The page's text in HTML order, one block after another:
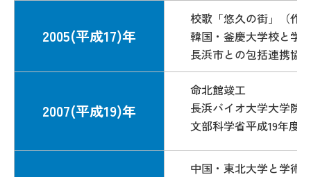
2005(平成17)年
校歌「悠久の街」（作
韓国・釜慶大学校と学
長浜市との包括連携協
2007(平成19)年
命北館竣工
長浜バイオ大学大学院
文部科学省平成19年度
中国・東北大学と学術